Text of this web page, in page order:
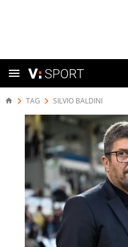
TAG SILVIO BALDINI